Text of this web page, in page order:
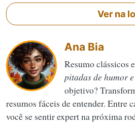
Ver na
Ana Bia
Resumo clássicos
pitadas de humor
objetivo?
resumos fáceis de entender. Entre
você se sentir expert na próxima